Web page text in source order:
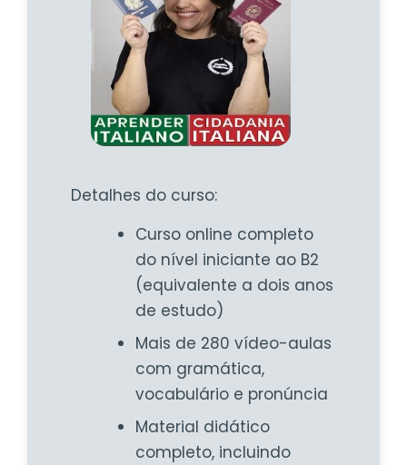
Detalhes do curso:
Curso online completo
do nível iniciante ao B2
(equivalente a dois anos
de estudo)
Mais de 280 vídeo-aulas
com gramática,
vocabulário e pronúncia
Material didático
completo, incluindo